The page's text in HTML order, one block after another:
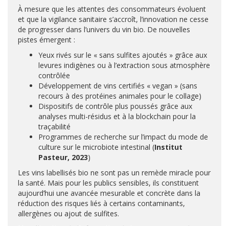
À mesure que les attentes des consommateurs évoluent
et que la vigilance sanitaire s’accroît, l’innovation ne cesse
de progresser dans l’univers du vin bio. De nouvelles
pistes émergent :
Yeux rivés sur le « sans sulfites ajoutés » grâce aux
levures indigènes ou à l’extraction sous atmosphère
contrôlée
Développement de vins certifiés « vegan » (sans
recours à des protéines animales pour le collage)
Dispositifs de contrôle plus poussés grâce aux
analyses multi-résidus et à la blockchain pour la
traçabilité
Programmes de recherche sur l’impact du mode de
culture sur le microbiote intestinal (Institut
Pasteur, 2023)
Les vins labellisés bio ne sont pas un remède miracle pour
la santé. Mais pour les publics sensibles, ils constituent
aujourd’hui une avancée mesurable et concrète dans la
réduction des risques liés à certains contaminants,
allergènes ou ajout de sulfites.